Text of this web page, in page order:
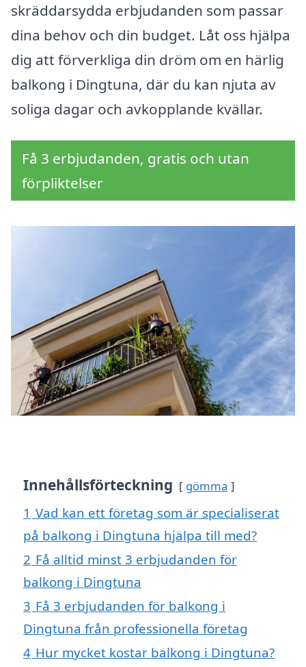
skräddarsydda erbjudanden som passar
dina behov och din budget. Låt oss hjälpa
dig att förverkliga din dröm om en härlig
balkong i Dingtuna, där du kan njuta av
soliga dagar och avkopplande kvällar.
Få 3 erbjudanden, gratis och utan
förpliktelser
Innehållsförteckning gömma
1 Vad kan ett företag som är specialiserat
på balkong i Dingtuna hjälpa till med?
2 Få alltid minst 3 erbjudanden för
balkong i Dingtuna
3 Få 3 erbjudanden för balkong i
Dingtuna från professionella företag
4 Hur mycket kostar balkong i Dingtuna?